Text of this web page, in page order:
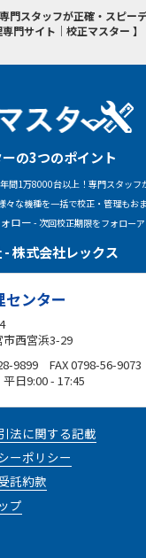
門スタッフが正確・スピー
門サイト｜校正マスター 】
の3つのポイント
間1万8000台以上！専門スタッフ
々な機種を一括で校正・管理もお
ロー - 次回校正期限をフォローア
- 株式会社レックス
センター
西宮浜3-29
9899 FAX 0798-56-9073
日9:00 - 17:45
法に関する記載
ーポリシー
託約款
プ